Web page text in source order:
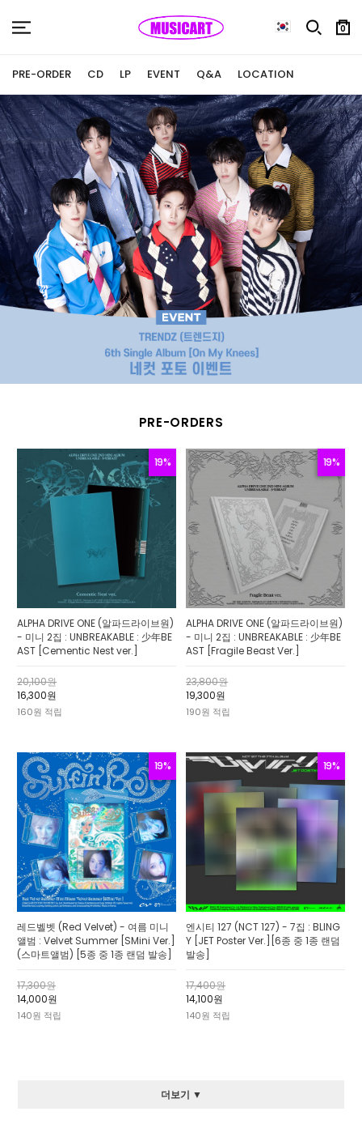
0
PRE-ORDER CD LP EVENT Q&A LOCATION
PRE-ORDERS
19%
ALPHA DRIVE ONE (알파드라이브원)
- 미니 2집 : UNBREAKABLE : 少年BE
AST [Cementic Nest ver.]
20,100원
16,300원
160원 적립
19%
ALPHA DRIVE ONE (알파드라이브원)
- 미니 2집 : UNBREAKABLE : 少年BE
AST [Fragile Beast Ver.]
23,800원
19,300원
190원 적립
19%
레드벨벳 (Red Velvet) - 여름 미니
앨범 : Velvet Summer [SMini Ver.]
(스마트앨범) [5종 중 1종 랜덤 발송]
17,300원
14,000원
140원 적립
19%
엔시티 127 (NCT 127) - 7집 : BLING
Y [JET Poster Ver.][6종 중 1종 랜덤
발송]
17,400원
14,100원
140원 적립
더보기 ▼